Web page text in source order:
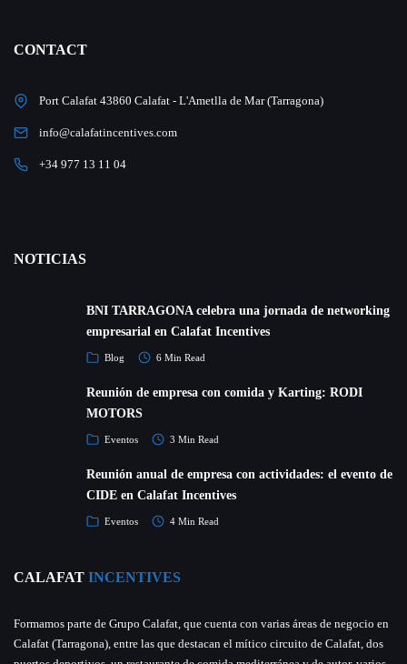
CONTACT
Port Calafat 43860 Calafat - L'Ametlla de Mar (Tarragona)
info@calafatincentives.com
+34 977 13 11 04
NOTICIAS
BNI TARRAGONA celebra una jornada de networking
empresarial en Calafat Incentives
Blog 6 Min Read
Reunión de empresa con comida y Karting: RODI
MOTORS
Eventos 3 Min Read
Reunión anual de empresa con actividades: el evento de
CIDE en Calafat Incentives
Eventos 4 Min Read
CALAFAT INCENTIVES
Formamos parte de Grupo Calafat, que cuenta con varias áreas de negocio en
Calafat (Tarragona), entre las que destacan el mítico circuito de Calafat, dos